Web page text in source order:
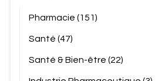
Pharmacie (151)
Santé (47)
Santé & Bien-être (22)